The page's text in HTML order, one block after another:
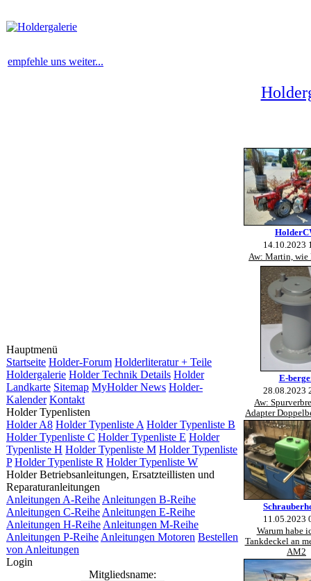
empfehle uns weiter...
Hauptmenü
Startseite Holder-Forum Holderliteratur + Teile
Holdergalerie Holder Technik Details Holder
Landkarte Sitemap MyHolder News Holder-
Kalender Kontakt
Holder Typenlisten
Holder A8 Holder Typenliste A Holder Typenliste B
Holder Typenliste C Holder Typenliste E Holder
Typenliste H Holder Typenliste M Holder Typenliste
P Holder Typenliste R Holder Typenliste W
Holder Betriebsanleitungen, Ersatzteillisten und
Reparaturanleitungen
Anleitungen A-Reihe Anleitungen B-Reihe
Anleitungen C-Reihe Anleitungen E-Reihe
Anleitungen H-Reihe Anleitungen M-Reihe
Anleitungen P-Reihe Anleitungen Motoren Bestellen
von Anleitungen
Login
Mitgliedsname:
14.10.2023
Aw: Martin, wie
E-
28.08.2023
Aw:
Adapter
11.05.2023
Warum habe
Tankdeckel an
AM2